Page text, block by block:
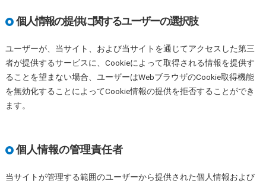
個人情報の提供に関するユーザーの選択肢
ユーザーが、当サイト、および当サイトを通じてアクセスした第三
者が提供するサービスに、Cookieによって取得される情報を提供す
ることを望まない場合、ユーザーはWebブラウザのCookie取得機能
を無効化することによってCookie情報の提供を拒否することができ
ます。
個人情報の管理責任者
当サイトが管理する範囲のユーザーから提供された個人情報および